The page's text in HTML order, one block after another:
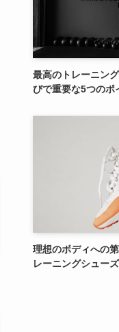
最高のトレーニン
びで重要な5つのポ
理想のボディへの
レーニングシュー